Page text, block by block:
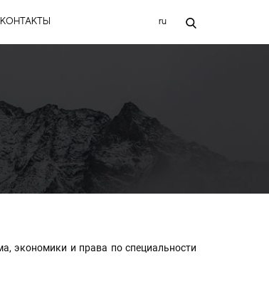
КОНТАКТЫ ru
экономики и права по специальности